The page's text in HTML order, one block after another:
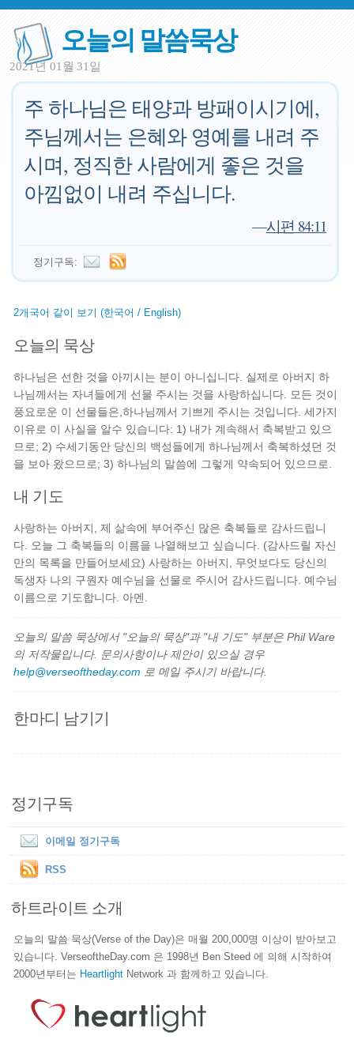
오늘의 말씀묵상
2021년 01월 31일
주 하나님은 태양과 방패이시기에,
주님께서는 은혜와 영예를 내려 주
시며, 정직한 사람에게 좋은 것을
아낌없이 내려 주십니다.
—시편 84:11
정기구독:
2개국어 같이 보기 (한국어 / English)
오늘의 묵상
하나님은 선한 것을 아끼시는 분이 아니십니다. 실제로 아버지 하
나님께서는 자녀들에게 선물 주시는 것을 사랑하십니다. 모든 것이
풍요로운 이 선물들은,하나님께서 기쁘게 주시는 것입니다. 세가지
이유로 이 사실을 알수 있습니다: 1) 내가 계속해서 축복받고 있으
므로; 2) 수세기동안 당신의 백성들에게 하나님께서 축복하셨던 것
을 보아 왔으므로; 3) 하나님의 말씀에 그렇게 약속되어 있으므로.
내 기도
사랑하는 아버지, 제 삶속에 부어주신 많은 축복들로 감사드립니
다. 오늘 그 축복들의 이름을 나열해보고 싶습니다. (감사드릴 자신
만의 목록을 만들어보세요) 사랑하는 아버지, 무엇보다도 당신의
독생자 나의 구원자 예수님을 선물로 주시어 감사드립니다. 예수님
이름으로 기도합니다. 아멘.
오늘의 말씀 묵상에서 "오늘의 묵상"과 "내 기도" 부분은 Phil Ware
의 저작물입니다. 문의사항이나 제안이 있으실 경우
help@verseoftheday.com 로 메일 주시기 바랍니다.
한마디 남기기
정기구독
이메일 정기구독
RSS
하트라이트 소개
오늘의 말씀 묵상(Verse of the Day)은 매월 200,000명 이상이 받아보고
있습니다. VerseoftheDay.com 은 1998년 Ben Steed 에 의해 시작하여
2000년부터는 Heartlight Network 과 함께하고 있습니다.